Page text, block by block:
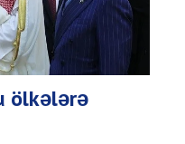
ölkələrə